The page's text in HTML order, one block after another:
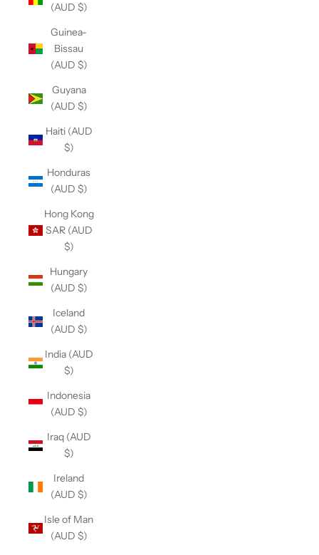
(AUD $)
Guinea-
Bissau
(AUD $)
Guyana
(AUD $)
Haiti (AUD
$)
Honduras
(AUD $)
Hong Kong
SAR (AUD
$)
Hungary
(AUD $)
Iceland
(AUD $)
India (AUD
$)
Indonesia
(AUD $)
Iraq (AUD
$)
Ireland
(AUD $)
Isle of Man
(AUD $)